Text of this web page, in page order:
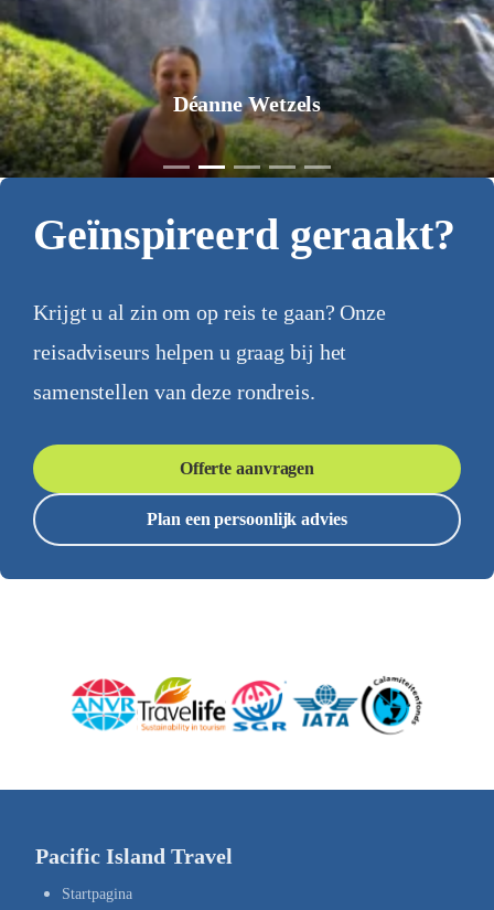
Déanne Wetzels
Geïnspireerd geraakt?
Krijgt u al zin om op reis te gaan? Onze
reisadviseurs helpen u graag bij het
samenstellen van deze rondreis.
Offerte aanvragen
Plan een persoonlijk advies
Pacific Island Travel
Startpagina